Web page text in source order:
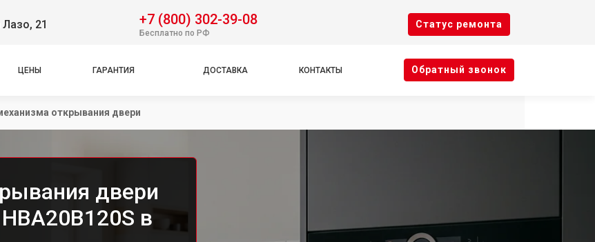
21 +7 (800) 302-39-08
Бесплатно по РФ
Cтатус ремонта
ЦЕНЫ ГАРАНТИЯ ДОСТАВКА КОНТАКТЫ Oбратный звонок
открывания двери
двери
в